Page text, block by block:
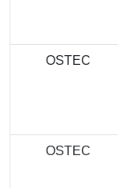
OSTEC
OSTEC